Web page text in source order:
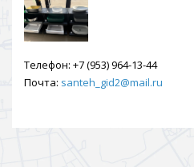
Телефон: +7 (953) 964-13-44
Почта: santeh_gid2@mail.ru